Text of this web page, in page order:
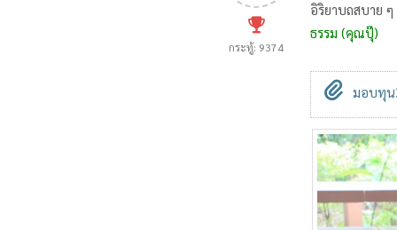
กระทู้: 9374
อิริยาบถสบาย
ธรรม (คุณปุ๊)
มอบทุน